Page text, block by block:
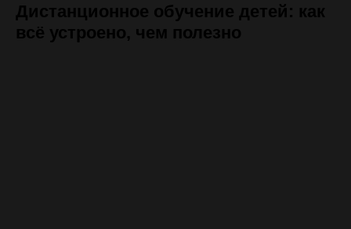
Дистанционное обучение детей: как
всё устроено, чем полезно